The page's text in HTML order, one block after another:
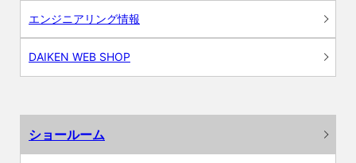
エンジニアリング情報
DAIKEN WEB SHOP
ショールーム